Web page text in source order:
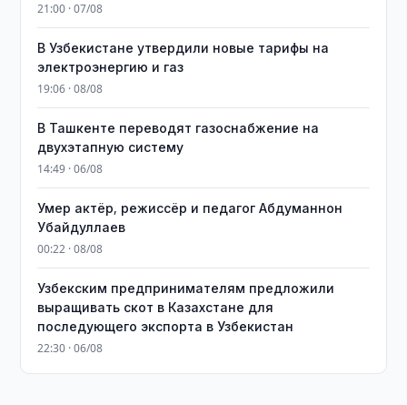
21:00 · 07/08
В Узбекистане утвердили новые тарифы на
электроэнергию и газ
19:06 · 08/08
В Ташкенте переводят газоснабжение на
двухэтапную систему
14:49 · 06/08
Умер актёр, режиссёр и педагог Абдуманнон
Убайдуллаев
00:22 · 08/08
Узбекским предпринимателям предложили
выращивать скот в Казахстане для
последующего экспорта в Узбекистан
22:30 · 06/08